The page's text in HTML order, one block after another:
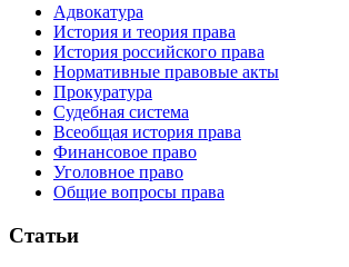
Адвокатура
История и теория права
История российского права
Нормативные правовые акты
Прокуратура
Судебная система
Всеобщая история права
Финансовое право
Уголовное право
Общие вопросы права
Статьи